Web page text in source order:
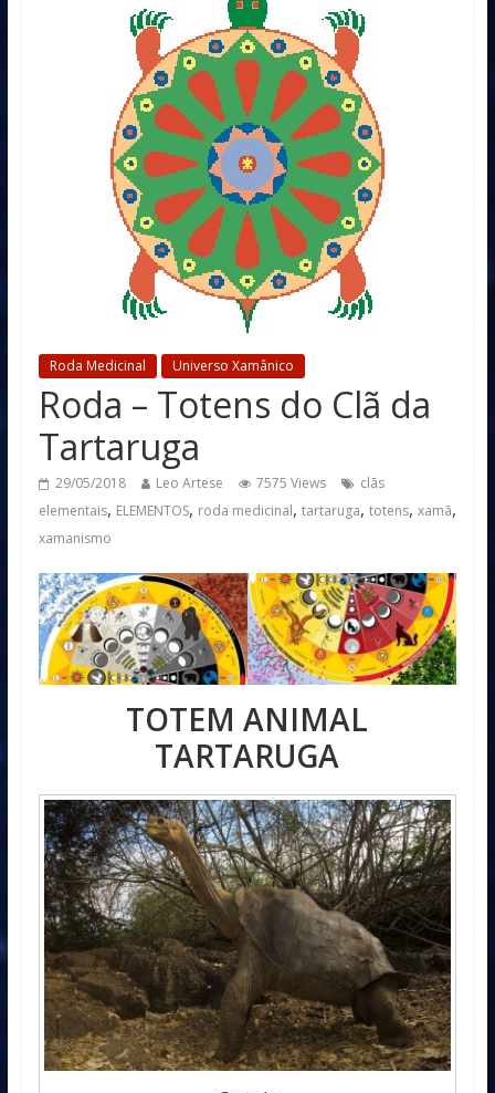
Roda Medicinal Universo Xamânico
Roda – Totens do Clã da
Tartaruga
29/05/2018 Leo Artese 7575 Views
clãs
elementais, ELEMENTOS, roda medicinal, tartaruga, totens, xamã,
xamanismo
TOTEM ANIMAL
TARTARUGA